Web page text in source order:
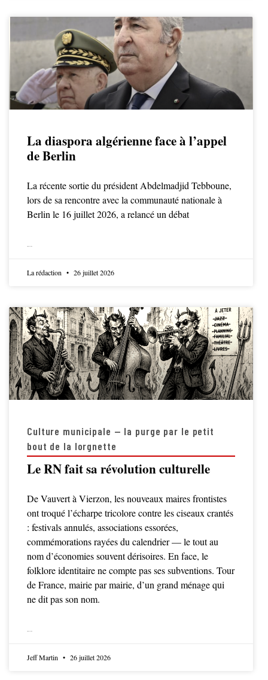
La diaspora algérienne face à l’appel
de Berlin
La récente sortie du président Abdelmadjid Tebboune,
lors de sa rencontre avec la communauté nationale à
Berlin le 16 juillet 2026, a relancé un débat
La rédaction 26 juillet 2026
Culture municipale — la purge par le petit
bout de la lorgnette
Le RN fait sa révolution culturelle
De Vauvert à Vierzon, les nouveaux maires frontistes
ont troqué l’écharpe tricolore contre les ciseaux crantés
: festivals annulés, associations essorées,
commémorations rayées du calendrier — le tout au
nom d’économies souvent dérisoires. En face, le
folklore identitaire ne compte pas ses subventions. Tour
de France, mairie par mairie, d’un grand ménage qui
ne dit pas son nom.
Jeff Martin 26 juillet 2026